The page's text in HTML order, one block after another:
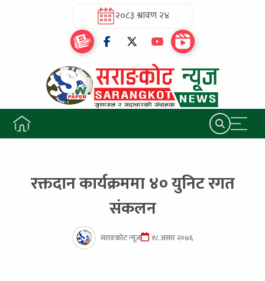
२०८३ श्रावण २४
रक्तदान कार्यक्रममा ४० युनिट रगत
संकलन
सराङकोट न्यूज १८ असार २०७६